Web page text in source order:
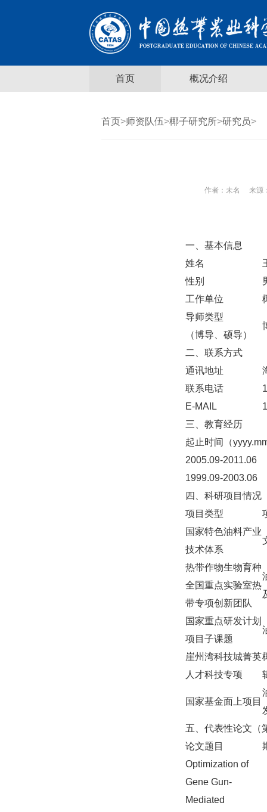
首页 概况介绍
首页>师资队伍>椰子研究所>研究员>
作者： 未名 来源
一、基本信息
姓名
性别
工作单位
导师类型
（博导、硕导）
二、联系方式
通讯地址
联系电话
E-MAIL
三、教育经历
起止时间（
2005.09-2011.06
1999.09-2003.06
四、科研项目情况
项目类型
国家特色油料产业
技术体系
热带作物生物育种
全国重点实验室热
带专项创新团队
国家重点研发计划
项目子课题
崖州湾科技城菁英
人才科技专项
国家基金面上项目
五、代表性论文（
论文题目
Optimization of
Gene Gun-
Mediated